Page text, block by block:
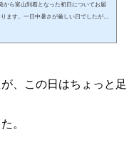
から富山到着となった初日についてお届
ます。一日中暑さが厳しい日でしたが、
ュッフェをいただきにホテル２Fの「ko
、この日はちょっと足
。